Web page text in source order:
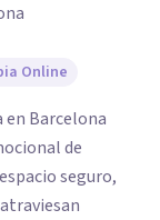
Online
Barcelona
de
seguro,